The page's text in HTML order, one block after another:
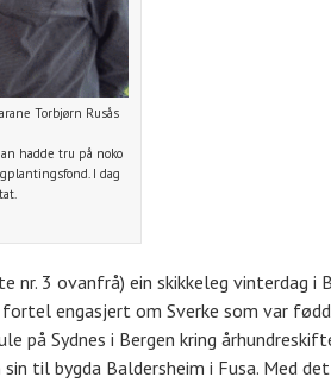
Torbjørn Rusås
hadde tru på noko
I dag
nr. 3 ovanfrå) ein skikkeleg vinterdag
engasjert om Sverke som var
på Sydnes i Bergen kring
til bygda Baldersheim i Fusa. Med